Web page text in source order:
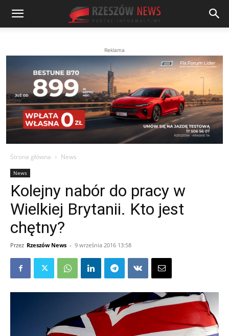
Reklama
Strona główna News
News
Kolejny nabór do pracy w
Wielkiej Brytanii. Kto jest
chętny?
Przez Rzeszów News - 9 września 2016 13:58